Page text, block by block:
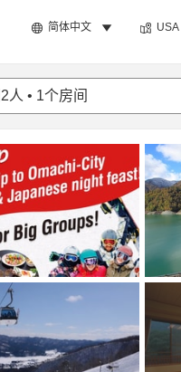
简体中文 USA
2人 • 1个房间